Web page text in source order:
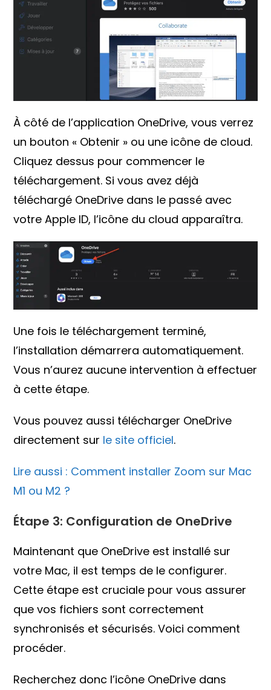
À côté de l’application OneDrive, vous verrez
un bouton « Obtenir » ou une icône de cloud.
Cliquez dessus pour commencer le
téléchargement. Si vous avez déjà
téléchargé OneDrive dans le passé avec
votre Apple ID, l’icône du cloud apparaîtra.
Une fois le téléchargement terminé,
l’installation démarrera automatiquement.
Vous n’aurez aucune intervention à effectuer
à cette étape.
Vous pouvez aussi télécharger OneDrive
directement sur le site officiel.
Lire aussi : Comment installer Zoom sur Mac
M1 ou M2 ?
Étape 3: Configuration de OneDrive
Maintenant que OneDrive est installé sur
votre Mac, il est temps de le configurer.
Cette étape est cruciale pour vous assurer
que vos fichiers sont correctement
synchronisés et sécurisés. Voici comment
procéder.
Recherchez donc l’icône OneDrive dans